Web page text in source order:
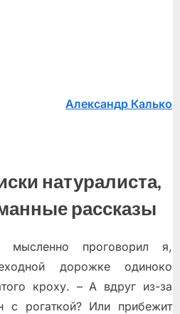
Александр Калько
натуралиста,
рассказы
проговорил я,
дорожке одиноко
кроху. – А вдруг из-за
с рогаткой? Или прибежит